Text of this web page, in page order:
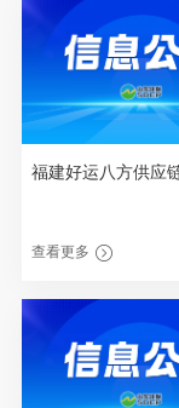
查看更多